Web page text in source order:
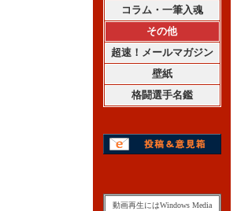
コラム・一筆入魂
その他
超速！メールマガジン
壁紙
格闘選手名鑑
動画再生にはWindows Media